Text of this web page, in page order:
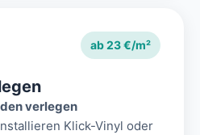
ab 23 €/m²
verlegen
Klick-Vinyl oder